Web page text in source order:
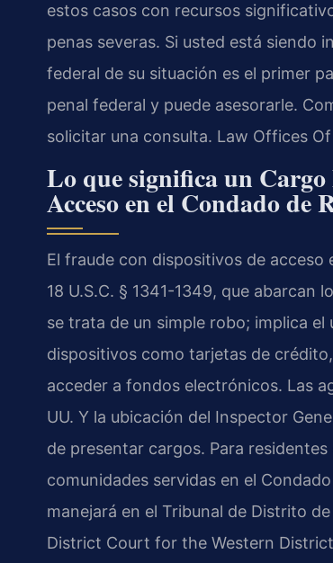
estos casos con recursos
penas severas. Si usted está siendo
federal de su situación es el primer
penal federal y puede asesorarle.
solicitar una consulta. Law Offices
Lo que significa un
Acceso en el Condado de
El fraude con dispositivos de
18 U.S.C. § 1341-1349, que
se trata de un simple robo; implica
dispositivos como tarjetas de
acceder a fondos electrónicos. Las
UU. Y la ubicación del Inspector
de presentar cargos. Para
comunidades servidas en el
manejará en el Tribunal de Distrito
District Court for the Western